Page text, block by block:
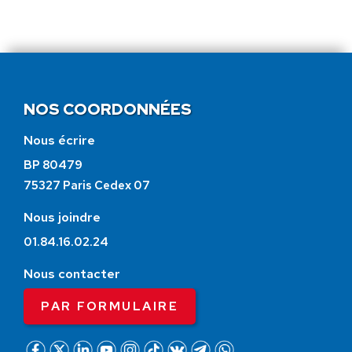
NOS COORDONNÉES
Nous écrire
BP 80479
75327 Paris Cedex 07
Nous joindre
01.84.16.02.24
Nous contacter
PAR FORMULAIRE